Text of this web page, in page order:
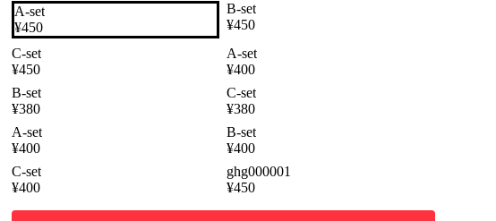
A-set
¥450
B-set
¥450
C-set
¥450
A-set
¥400
B-set
¥380
C-set
¥380
A-set
¥400
B-set
¥400
C-set
¥400
ghg000001
¥450